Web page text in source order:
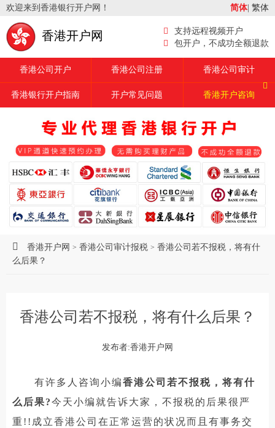
欢迎来到香港银行开户网！ 简体| 繁体
香港开户网
支持远程视频开户
包开户，不成功全额退款
香港公司开户 香港公司注册 香港公司审计
香港银行开户指南 开户常见问题 香港开户咨询
香港开户网 > 香港公司审计报税 > 香港公司若不报税，将有什
么后果？
香港公司若不报税，将有什么后果？
发布者:香港开户网
有许多人咨询小编香港公司若不报税，将有什
么后果?今天小编就告诉大家，不报税的后果很严
重!!成立香港公司在正常运营的状况而且有事务交